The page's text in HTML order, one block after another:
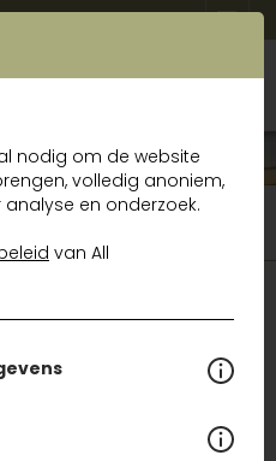
nodig om de website
volledig anoniem,
en onderzoek.
van All